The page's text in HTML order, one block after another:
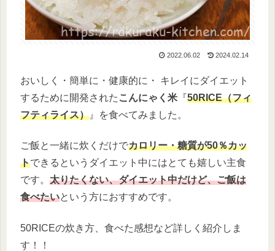
2022.06.02 2024.02.14
おいしく・簡単に・健康的に・ キレイにダイエット
するために開発された こんにゃく米 『50RICE（フィ
フティライス） 』を食べてみました。
ご飯と一緒に炊くだけでカロリー・糖質が50％カッ
トできるというダイエット中にはとても嬉しい主食
です。 太りたくない、ダイエット中だけど、ご飯は
食べたいという方におすすめです。
50RICEの炊き方、食べた感想など詳しく紹介しま
す！！